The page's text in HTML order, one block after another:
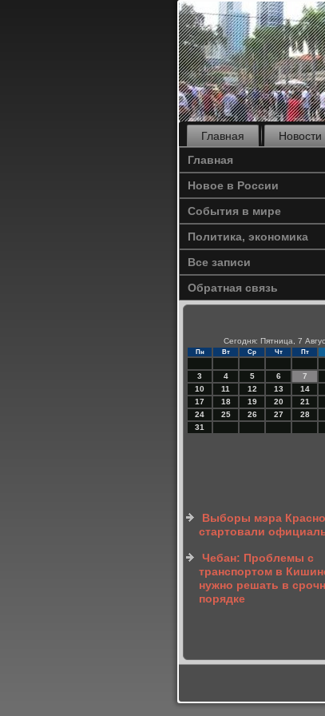
Главная Новости
Главная
Новое в России
События в мире
Политика, экономика
Все записи
Обратная связь
Сегодня: Пятница, 7
Пн Вт Ср Чт Пт
3
4 5 6 7
10
11 12 13 14
17
18 19 20 21
24
25 26 27 28
31
Выборы мэра
стартовали
Чебан: Проблемы с
транспортом в
нужно решать в
порядке